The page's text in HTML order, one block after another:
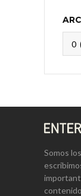
Somos